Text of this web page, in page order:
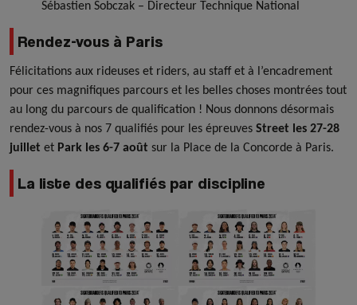
Sébastien Sobczak – Directeur Technique National
Rendez-vous à Paris
Félicitations aux rideuses et riders, au staff et à l’encadrement
pour ces magnifiques parcours et les belles choses montrées tout
au long du parcours de qualification ! Nous donnons désormais
rendez-vous à nos 7 qualifiés pour les épreuves Street les 27-28
juillet et Park les 6-7 août sur la Place de la Concorde à Paris.
La liste des qualifiés par discipline